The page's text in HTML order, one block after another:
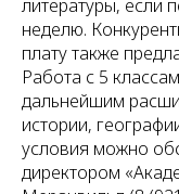
литературы, если
неделю.
плату также
Работа с 5
дальнейшим
истории,
условия можно
директором